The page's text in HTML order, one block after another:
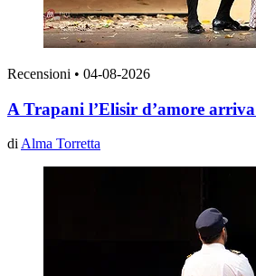
Recensioni • 04-08-2026
A Trapani l’Elisir d’amore
di Alma Torretta